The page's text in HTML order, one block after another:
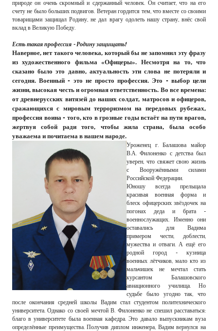
природе он очень скромный и сдержанный человек. Он считает, что на его
счету не было больших подвигов. Ветеран гордится тем, что вместе со своими
товарищами защищал Родину, не дал врагу одолеть нашу страну, внёс свой
вклад в Великую Победу.
Есть такая профессия - Родину защищать!
Наверное, нет такого человека, который бы не запомнил эту фразу
из художественного фильма «Офицеры». Несмотря на то, что
сказано было это давно, актуальность эти слова не потеряли и
сегодня. Военный - это не просто профессия. Это - выбор цели
жизни, высокая честь и огромная ответственность. Во все времена:
от древнерусских витязей до наших солдат, матросов и офицеров,
сражающихся с мировым терроризмом на передовых рубежах,
профессия воина - того, кто в грозные годы встаёт на пути врагов,
жертвуя собой ради того, чтобы жила страна, была особо
уважаема и почитаема в нашем народе.
Уроженец г. Балашова майор
В.А. Филоненко с детства был
уверен, что свяжет свою жизнь
с Вооружёнными силами
Российской Федерации.
Юношу всегда прельщала
красивая военная форма и
блеск офицерских звёздочек на
погонах деда и брата -
военнослужащих. Именно они
оставались для Вадима
примером чести, доблести,
мужества и отваги. А ещё его
родной город - кузница
военных лётчиков, мало кто из
мальчишек не мечтал стать
курсантом Балашовского
авиационного училища. Но
судьбе было угодно так, что
после окончания средней школы Вадим стал студентом политехнического
университета. Однако со своей мечтой В. Филоненко не спешил расставаться:
благо в университете была военная кафедра. Это давало выпускникам вуза
определённые преимущества. Получив диплом инженера, Вадим вернулся на